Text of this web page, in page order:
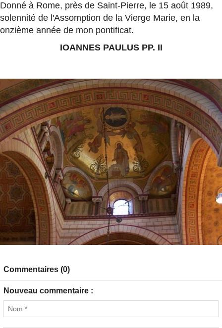
Donné à Rome, près de Saint-Pierre, le 15 août 1989,
solennité de l'Assomption de la Vierge Marie, en la
onzième année de mon pontificat.
IOANNES PAULUS PP. II
Commentaires (0)
Nouveau commentaire :